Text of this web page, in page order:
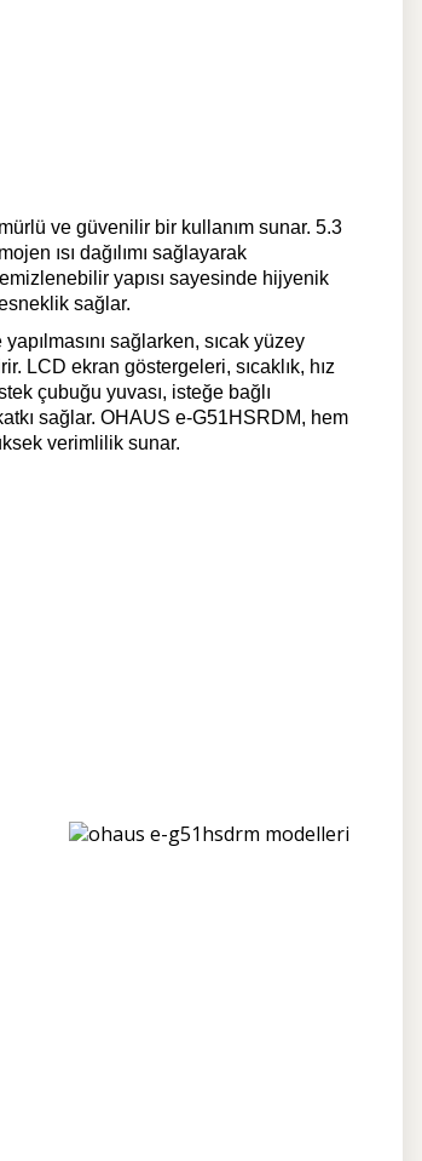
ve güvenilir bir kullanım sunar. 5.3
ısı dağılımı sağlayarak
yapısı sayesinde hijyenik
sağlar.
sağlarken, sıcak yüzey
LCD ekran göstergeleri, sıcaklık, hız
çubuğu yuvası, isteğe bağlı
sağlar. OHAUS e-G51HSRDM, hem
verimlilik sunar.